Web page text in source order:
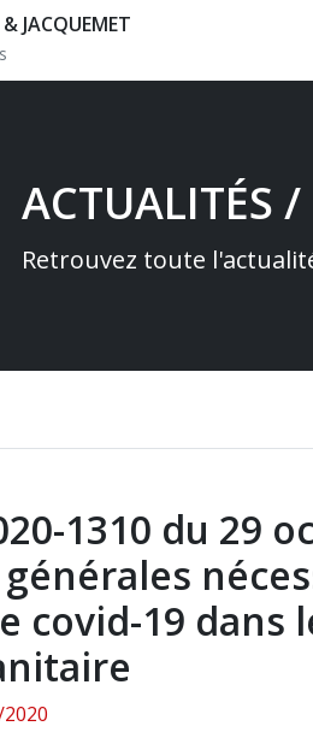
JACQUEMET
ACTUALITÉS
Retrouvez toute
1310 du 29
covid-19 dans